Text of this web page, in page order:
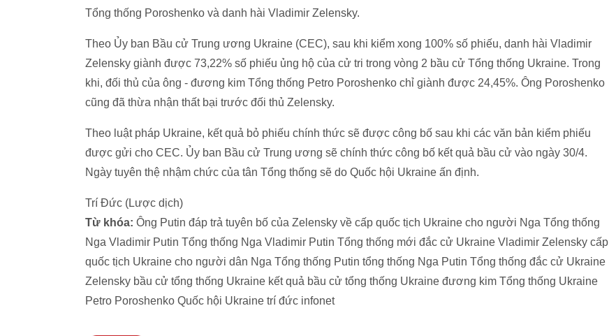
Tổng thống Poroshenko và danh hài Vladimir Zelensky.
Theo Ủy ban Bầu cử Trung ương Ukraine (CEC), sau khi kiểm xong 100% số phiếu, danh hài Vladimir
Zelensky giành được 73,22% số phiếu ủng hộ của cử tri trong vòng 2 bầu cử Tổng thống Ukraine. Trong
khi, đối thủ của ông - đương kim Tổng thống Petro Poroshenko chỉ giành được 24,45%. Ông Poroshenko
cũng đã thừa nhận thất bại trước đối thủ Zelensky.
Theo luật pháp Ukraine, kết quả bỏ phiếu chính thức sẽ được công bố sau khi các văn bản kiểm phiếu
được gửi cho CEC. Ủy ban Bầu cử Trung ương sẽ chính thức công bố kết quả bầu cử vào ngày 30/4.
Ngày tuyên thệ nhậm chức của tân Tổng thống sẽ do Quốc hội Ukraine ấn định.
Trí Đức (Lược dịch)
Từ khóa: Ông Putin đáp trả tuyên bố của Zelensky về cấp quốc tịch Ukraine cho người Nga Tổng thống
Nga Vladimir Putin Tổng thống Nga Vladimir Putin Tổng thống mới đắc cử Ukraine Vladimir Zelensky cấp
quốc tịch Ukraine cho người dân Nga Tổng thống Putin tổng thống Nga Putin Tổng thống đắc cử Ukraine
Zelensky bầu cử tổng thống Ukraine kết quả bầu cử tổng thống Ukraine đương kim Tổng thống Ukraine
Petro Poroshenko Quốc hội Ukraine trí đức infonet